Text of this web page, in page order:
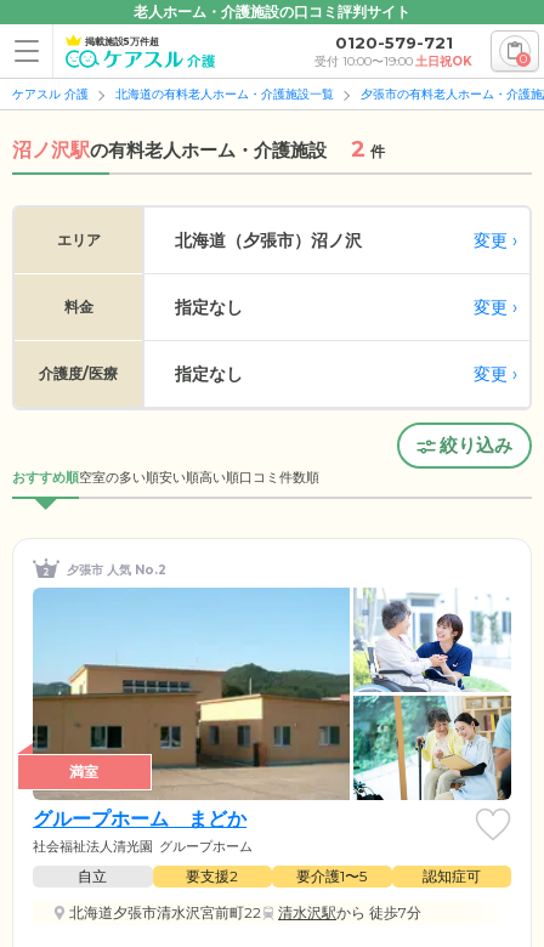
老人ホーム・介護施設の口コミ評判サイト
掲載施設5万件超 0120-579-721
受付 10:00〜19:00土日祝OK 0
ケアスル 介護 北海道の有料老人ホーム・介護施設一覧 夕張市の有料老人ホーム・介護
沼ノ沢駅の有料老人ホーム・介護施設 2 件
エリア 北海道（夕張市） 沼ノ沢 変更
料金 指定なし 変更
介護度/医療 指定なし 変更
絞り込み
おすすめ順空室の多い順安い順高い順口コミ件数順
夕張市 人気 No.2
満室
グループホーム まどか
社会福祉法人清光園 グループホーム
自立 要支援2 要介護1〜5
認知症可
北海道夕張市清水沢宮前町22
清水沢駅から 徒歩7分